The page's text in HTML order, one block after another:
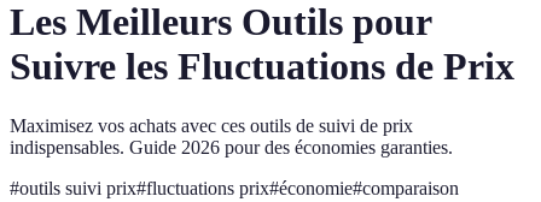
Les Meilleurs Outils pour
Suivre les Fluctuations de Prix
Maximisez vos achats avec ces outils de suivi de prix
indispensables. Guide 2026 pour des économies garanties.
#outils suivi prix#fluctuations prix#économie#comparaison